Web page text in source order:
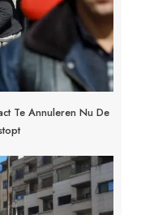
Te Annuleren Nu De